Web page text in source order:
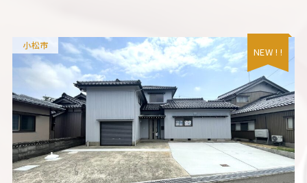
小松市
NEW ! !